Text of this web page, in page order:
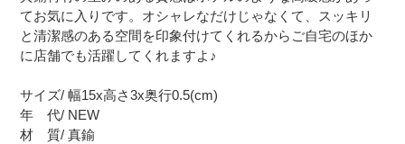
てお気に入りです。オシャレなだけじゃなくて、スッキリ
と清潔感のある空間を印象付けてくれるからご自宅のほか
に店舗でも活躍してくれますよ♪
サイズ/ 幅15x高さ3x奥行0.5(cm)
年 代/ NEW
材 質/ 真鍮